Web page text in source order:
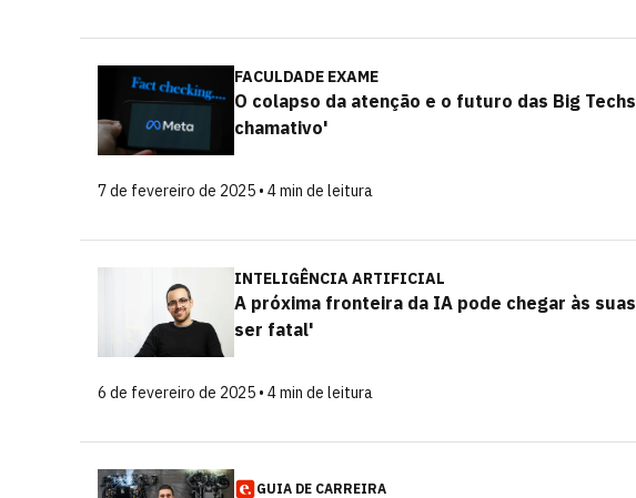
FACULDADE EXAME
O colapso da atenção e o futuro das Big
chamativo'
7 de fevereiro de 2025 • 4 min de leitura
INTELIGÊNCIA ARTIFICIAL
A próxima fronteira da IA pode chegar às
ser fatal'
6 de fevereiro de 2025 • 4 min de leitura
GUIA DE CARREIRA